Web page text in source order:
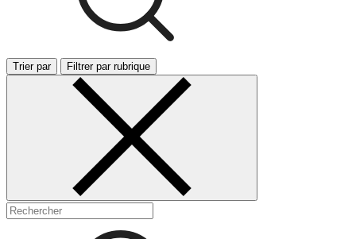
Trier par Filtrer par rubrique